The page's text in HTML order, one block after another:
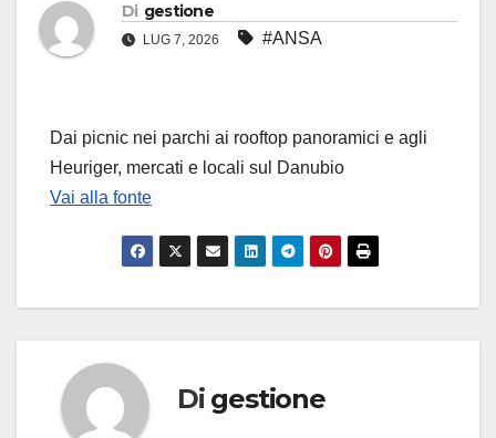
Di gestione
LUG 7, 2026 #ANSA
Dai picnic nei parchi ai rooftop panoramici e agli
Heuriger, mercati e locali sul Danubio
Vai alla fonte
Di gestione